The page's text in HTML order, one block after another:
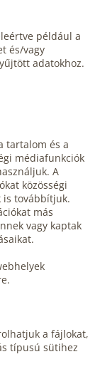
például a
és/vagy
adatokhoz.
tartalom és a
médiafunkciók
A
közösségi
is továbbítjuk.
más
vagy kaptak
a fájlokat,
típusú sütihez